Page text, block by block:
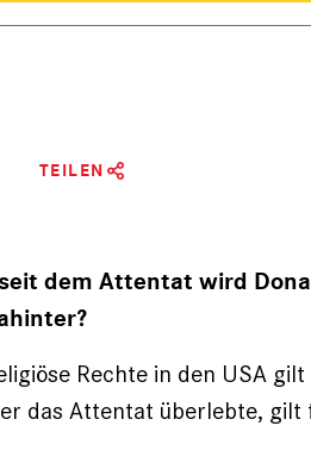
TEILEN
dem Attentat wird
Rechte in den USA
das Attentat überlebte, gilt